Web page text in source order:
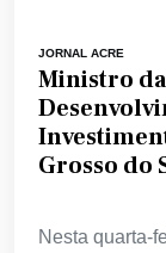
JORNAL ACRE
Ministro
Grosso do
Nesta quarta-